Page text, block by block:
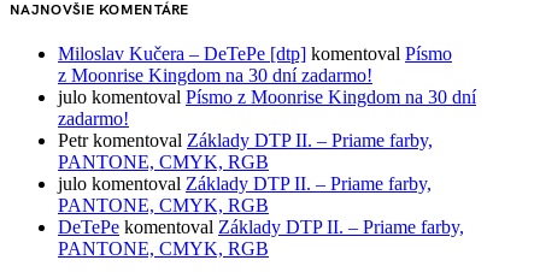
NAJNOVŠIE KOMENTÁRE
Miloslav Kučera – DeTePe [dtp] komentoval Písmo
z Moonrise Kingdom na 30 dní zadarmo!
julo komentoval Písmo z Moonrise Kingdom na 30 dní
zadarmo!
Petrkomentoval Základy DTP II. – Priame farby,
PANTONE, CMYK, RGB
julo komentoval Základy DTP II. – Priame farby,
PANTONE, CMYK, RGB
DeTePe komentoval Základy DTP II. – Priame farby,
PANTONE, CMYK, RGB